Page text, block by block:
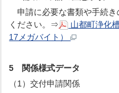
申請に必要な書類や手続き
ください。⇒
山都町浄化
17メガバイト）
5 関係様式データ
（1）交付申請関係